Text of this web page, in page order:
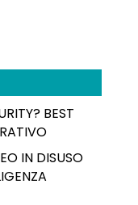
BEST
IN DISUSO